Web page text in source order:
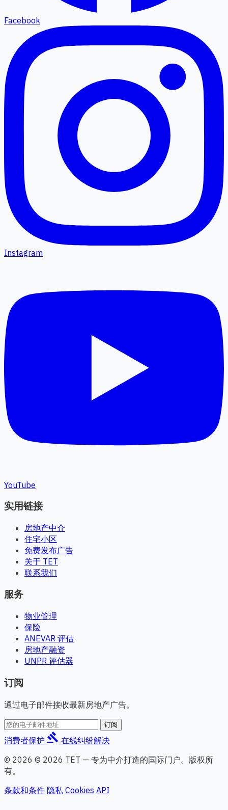
Facebook
Instagram
YouTube
实用链接
房地产中介
住宅小区
免费发布广告
关于 TET
联系我们
服务
物业管理
保险
ANEVAR 评估
房地产融资
UNPR 评估器
订阅
通过电子邮件接收最新房地产广告。
订阅
消费者保护 gavel 在线纠纷解决
© 2026 © 2026 TET — 专为中介打造的国际门户。版权所
有。
条款和条件 隐私 Cookies API